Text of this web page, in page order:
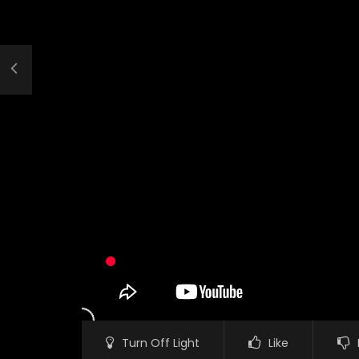
Turn Off Light Like